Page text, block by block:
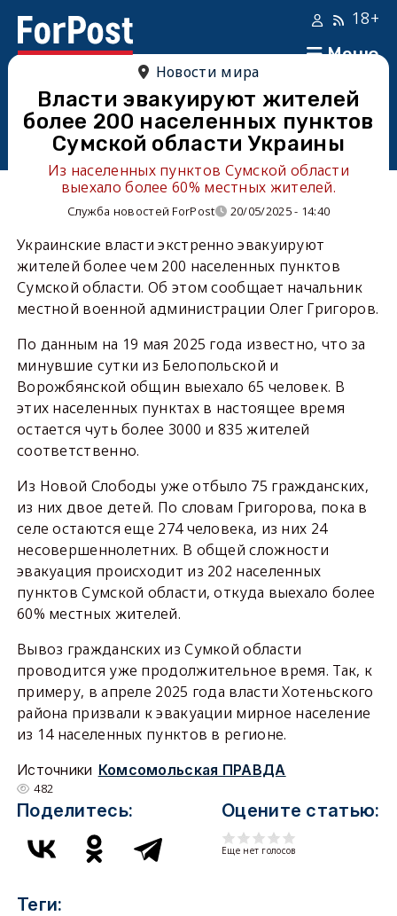
Меню
18+
Новости мира
Власти эвакуируют жителей
более 200 населенных пунктов
Сумской области Украины
Из населенных пунктов Сумской области
выехало более 60% местных жителей.
Служба новостей ForPost 20/05/2025 - 14:40
Украинские власти экстренно эвакуируют
жителей более чем 200 населенных пунктов
Сумской области. Об этом сообщает начальник
местной военной администрации Олег Григоров.
По данным на 19 мая 2025 года известно, что за
минувшие сутки из Белопольской и
Ворожбянской общин выехало 65 человек. В
этих населенных пунктах в настоящее время
остается чуть более 3000 и 835 жителей
соответственно.
Из Новой Слободы уже отбыло 75 гражданских,
из них двое детей. По словам Григорова, пока в
селе остаются еще 274 человека, из них 24
несовершеннолетних. В общей сложности
эвакуация происходит из 202 населенных
пунктов Сумской области, откуда выехало более
60% местных жителей.
Вывоз гражданских из Сумкой области
проводится уже продолжительное время. Так, к
примеру, в апреле 2025 года власти Хотеньского
района призвали к эвакуации мирное население
из 14 населенных пунктов в регионе.
Источники Комсомольская ПРАВДА
482
Поделитесь: Оцените статью:
Еще нет голосов
Теги: